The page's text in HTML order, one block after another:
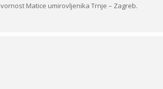
Matice umirovljenika Trnje – Zagreb.